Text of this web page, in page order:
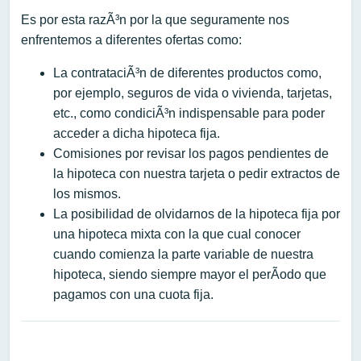
Es por esta razÃ³n por la que seguramente nos
enfrentemos a diferentes ofertas como:
La contrataciÃ³n de diferentes productos como,
por ejemplo, seguros de vida o vivienda, tarjetas,
etc., como condiciÃ³n indispensable para poder
acceder a dicha hipoteca fija.
Comisiones por revisar los pagos pendientes de
la hipoteca con nuestra tarjeta o pedir extractos de
los mismos.
La posibilidad de olvidarnos de la hipoteca fija por
una hipoteca mixta con la que cual conocer
cuando comienza la parte variable de nuestra
hipoteca, siendo siempre mayor el perÃ­odo que
pagamos con una cuota fija.